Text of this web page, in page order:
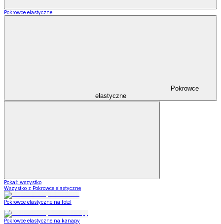
Pokrowce elastyczne
Pokrowce
elastyczne
Pokaż wszystko
Wszystko z Pokrowce elastyczne
Pokrowce elastyczne na fotel
Pokrowce elastyczne na kanapy